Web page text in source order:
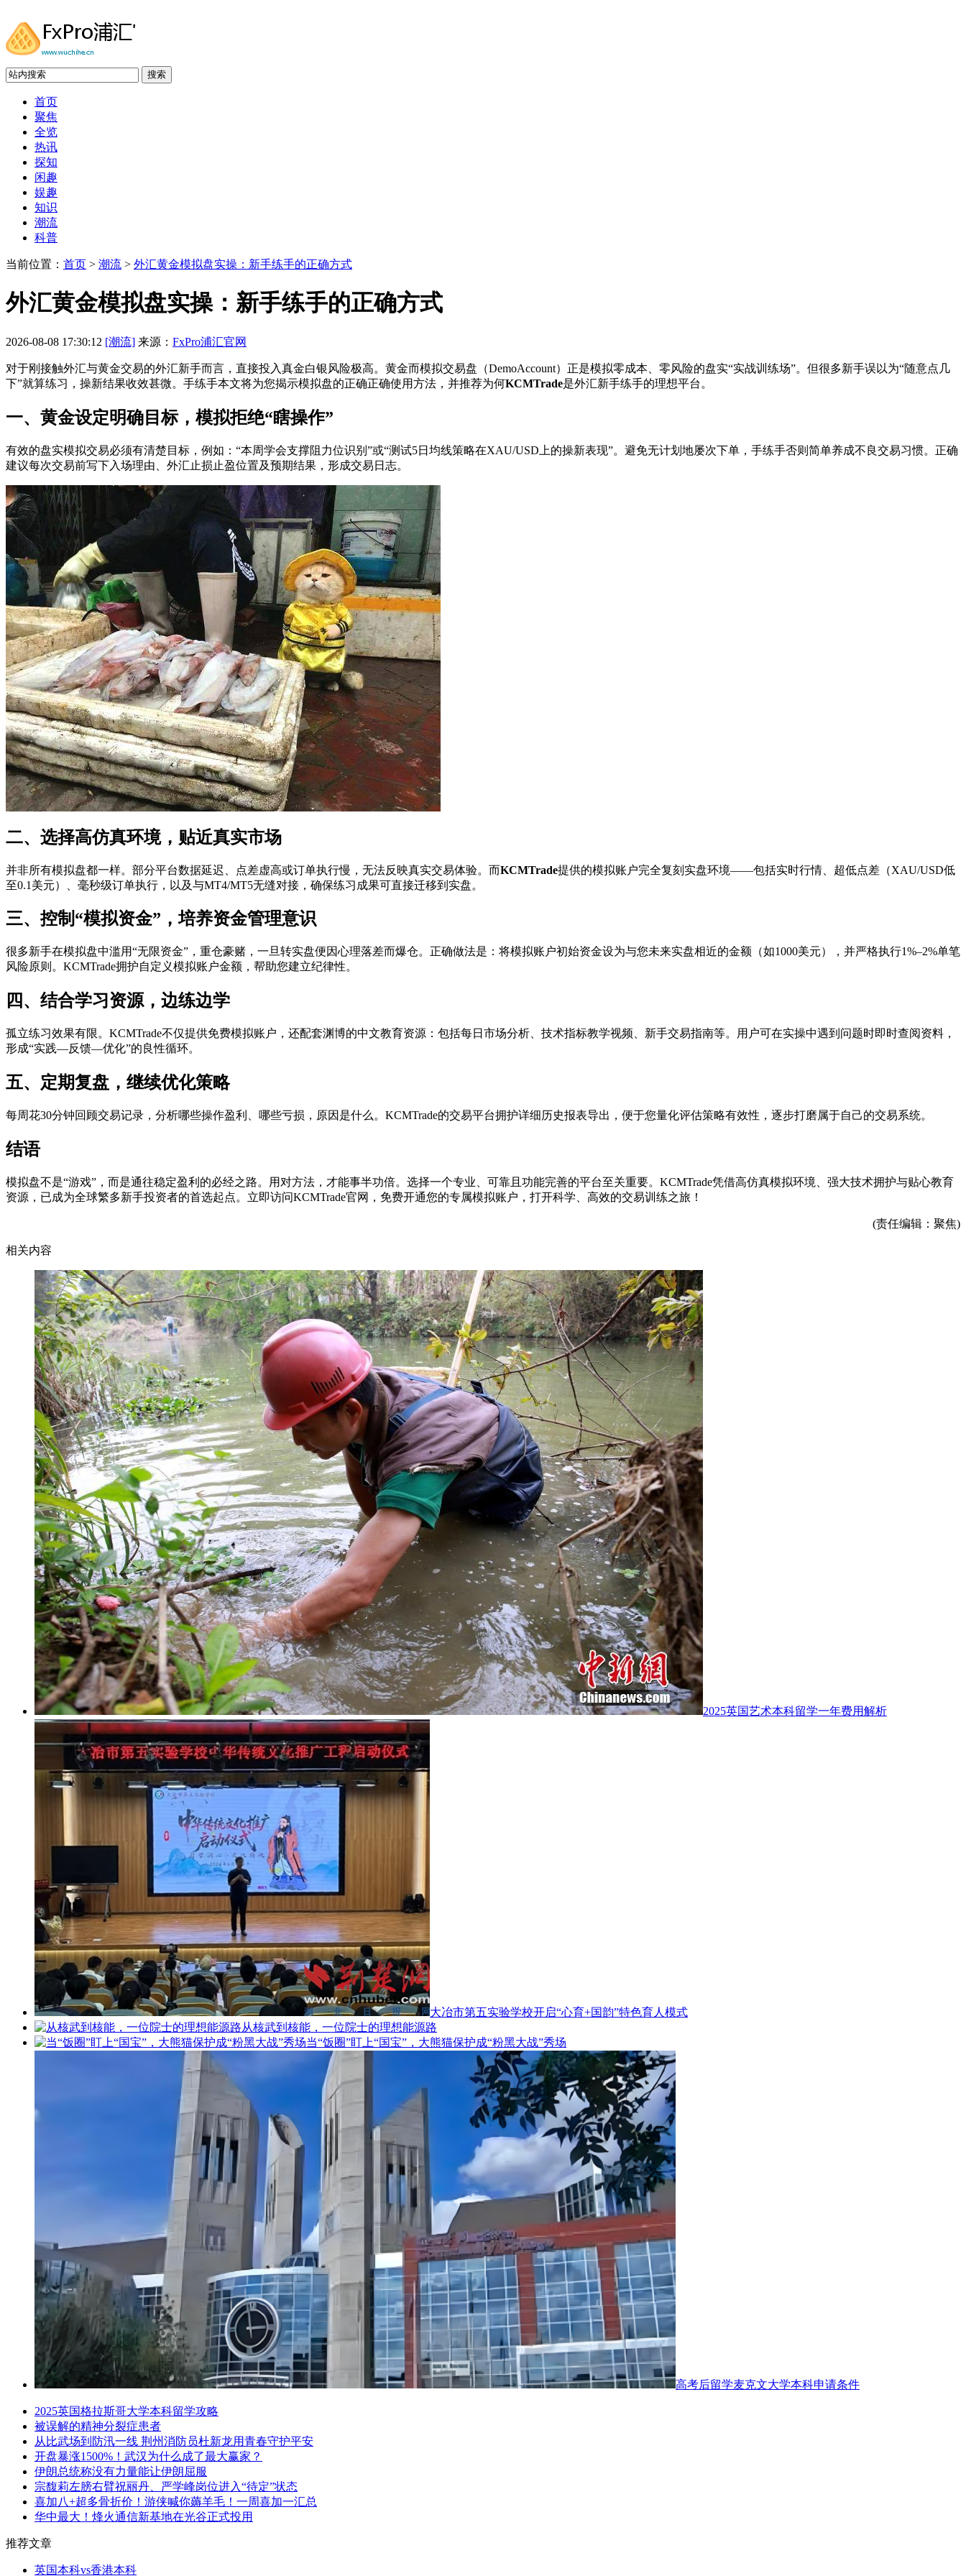
搜索
首页
聚焦
全览
热讯
探知
闲趣
娱趣
知识
潮流
科普
当前位置： 首页 > 潮流 > 外汇黄金模拟盘实操：新手练手的正确方式
外汇黄金模拟盘实操：新手练手的正确方式
2026-08-08 17:30:12 [潮流] 来源： FxPro浦汇官网
对于刚接触外汇与黄金交易的外汇新手而言，直接投入真金白银风险极高。黄金而模拟交易盘（DemoAccount）正是模拟零成本、零风险的盘实“实战训练场”。但很多新手误以为“随意点几
下”就算练习，操新结果收效甚微。手练手本文将为您揭示模拟盘的正确正确使用方法，并推荐为何KCMTrade是外汇新手练手的理想平台。
一、黄金设定明确目标，模拟拒绝“瞎操作”
有效的盘实模拟交易必须有清楚目标，例如：“本周学会支撑阻力位识别”或“测试5日均线策略在XAU/USD上的操新表现”。避免无计划地屡次下单，手练手否则简单养成不良交易习惯。正确
建议每次交易前写下入场理由、外汇 止损止盈位置及预期结果，形成交易日志。
二、选择高仿真环境，贴近真实市场
并非所有模拟盘都一样。部分平台数据延迟、点差虚高或订单执行慢，无法反映真实交易体验。而KCMTrade提供的模拟账户完全复刻实盘环境——包括实时行情、超低点差（XAU/USD低
至0.1美元）、毫秒级订单执行，以及与MT4/MT5无缝对接，确保练习成果可直接迁移到实盘。
三、控制“模拟资金”，培养资金管理意识
很多新手在模拟盘中滥用“无限资金”，重仓豪赌，一旦转实盘便因心理落差而爆仓。正确做法是：将模拟账户初始资金设为与您未来实盘相近的金额（如1000美元），并严格执行1%–2%单笔
风险原则。KCMTrade拥护自定义模拟账户金额，帮助您建立纪律性。
四、结合学习资源，边练边学
孤立练习效果有限。KCMTrade不仅提供免费模拟账户，还配套渊博的中文教育资源：包括每日市场分析、技术指标教学视频、新手交易指南等。用户可在实操中遇到问题时即时查阅资料，
形成“实践—反馈—优化”的良性循环。
五、定期复盘，继续优化策略
每周花30分钟回顾交易记录，分析哪些操作盈利、哪些亏损，原因是什么。KCMTrade的交易平台拥护详细历史报表导出，便于您量化评估策略有效性，逐步打磨属于自己的交易系统。
结语
模拟盘不是“游戏”，而是通往稳定盈利的必经之路。用对方法，才能事半功倍。选择一个专业、可靠且功能完善的平台至关重要。KCMTrade凭借高仿真模拟环境、强大技术拥护与贴心教育
资源，已成为全球繁多新手投资者的首选起点。立即访问KCMTrade官网，免费开通您的专属模拟账户，打开科学、高效的交易训练之旅！
(责任编辑：聚焦)
相关内容
2025英国艺术本科留学一年费用解析
大冶市第五实验学校开启“心育+国韵”特色育人模式
从核武到核能，一位院士的理想能源路
当“饭圈”盯上“国宝”，大熊猫保护成“粉黑大战”秀场
高考后留学麦克文大学本科申请条件
2025英国格拉斯哥大学本科留学攻略
被误解的精神分裂症患者
从比武场到防汛一线 荆州消防员杜新龙用青春守护平安
开盘暴涨1500%！武汉为什么成了最大赢家？
伊朗总统称没有力量能让伊朗屈服
宗馥莉左膀右臂祝丽丹、严学峰岗位进入“待定”状态
喜加八+超多骨折价！游侠喊你薅羊毛！一周喜加一汇总
华中最大！烽火通信新基地在光谷正式投用
推荐文章
英国本科vs香港本科